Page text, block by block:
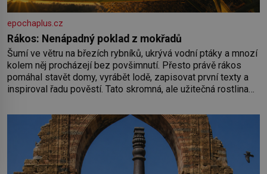
epochaplus.cz
Rákos: Nenápadný poklad z mokřadů
Šumí ve větru na březích rybníků, ukrývá vodní ptáky a mnozí
kolem něj procházejí bez povšimnutí. Přesto právě rákos
pomáhal stavět domy, vyrábět lodě, zapisovat první texty a
inspiroval řadu pověstí. Tato skromná, ale užitečná rostlina
obyčejnou kulisu letního koupání. Stačí se však podívat